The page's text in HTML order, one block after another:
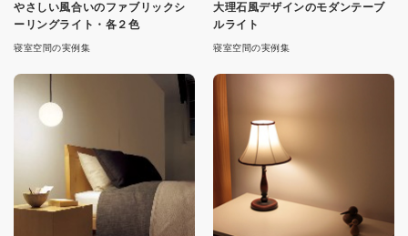
やさしい風合いのファブリックシ
ーリングライト・各２色
寝室空間の実例集
大理石風デザインのモダンテーブ
ルライト
寝室空間の実例集